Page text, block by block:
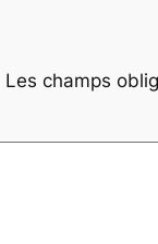
Les champs